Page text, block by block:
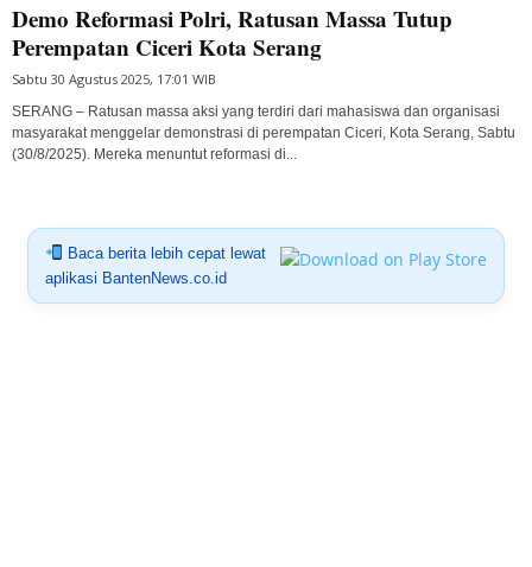
Demo Reformasi Polri, Ratusan Massa Tutup
Perempatan Ciceri Kota Serang
Sabtu 30 Agustus 2025, 17:01 WIB
SERANG – Ratusan massa aksi yang terdiri dari mahasiswa dan organisasi
masyarakat menggelar demonstrasi di perempatan Ciceri, Kota Serang, Sabtu
(30/8/2025). Mereka menuntut reformasi di...
Baca berita lebih cepat lewat
aplikasi BantenNews.co.id